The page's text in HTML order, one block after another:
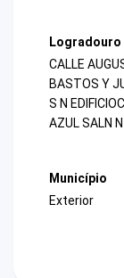
Logradouro
CALLE
BASTOS Y
S N
AZUL SALN N
Município
Exterior